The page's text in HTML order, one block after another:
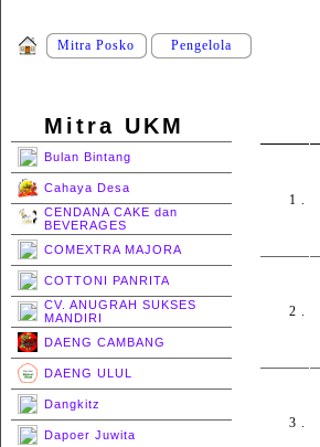
Mitra Posko Pengelola
Mitra UKM
Bulan Bintang
Cahaya Desa
CENDANA CAKE dan
BEVERAGES
COMEXTRA MAJORA
COTTONI PANRITA
CV. ANUGRAH SUKSES
MANDIRI
DAENG CAMBANG
DAENG ULUL
Dangkitz
Dapoer Juwita
1 .
2 .
3 .